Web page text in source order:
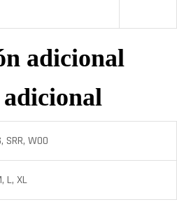
adicional
SRR, W00
L, XL